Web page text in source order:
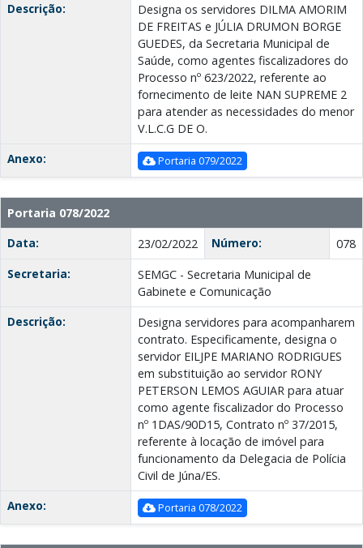
Descrição:
Designa os servidores DILMA AMORIM
DE FREITAS e JÚLIA DRUMON BORGE
GUEDES, da Secretaria Municipal de
Saúde, como agentes fiscalizadores do
Processo nº 623/2022, referente ao
fornecimento de leite NAN SUPREME 2
para atender as necessidades do menor
V.L.C.G DE O.
Anexo:
Portaria 079/2022
Portaria 078/2022
Data:
23/02/2022 Número:
078
Secretaria:
SEMGC - Secretaria Municipal de
Gabinete e Comunicação
Descrição:
Designa servidores para acompanharem
contrato. Especificamente, designa o
servidor EILJPE MARIANO RODRIGUES
em substituição ao servidor RONY
PETERSON LEMOS AGUIAR para atuar
como agente fiscalizador do Processo
nº 1DAS/90D15, Contrato nº 37/2015,
referente à locação de imóvel para
funcionamento da Delegacia de Polícia
Civil de Júna/ES.
Anexo:
Portaria 078/2022